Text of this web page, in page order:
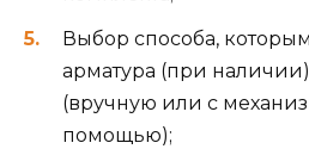
Выбор способа,
арматура (при
(вручную или с
помощью);